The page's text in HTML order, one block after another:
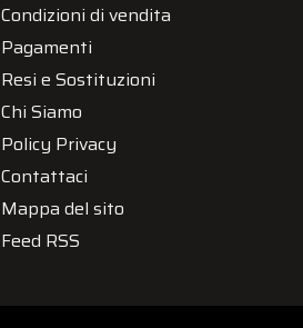
Condizioni di vendita
Pagamenti
Resi e Sostituzioni
Chi Siamo
Policy Privacy
Contattaci
Mappa del sito
Feed RSS